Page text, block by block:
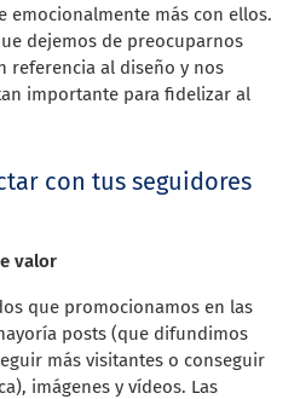
emocionalmente más con ellos.
dejemos de preocuparnos
referencia al diseño y nos
importante para fidelizar al
con tus seguidores
valor
que promocionamos en las
posts (que difundimos
más visitantes o conseguir
), imágenes y vídeos. Las